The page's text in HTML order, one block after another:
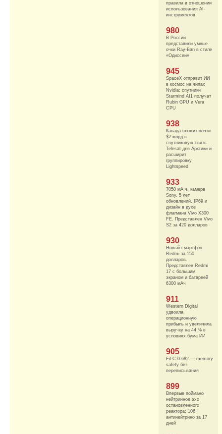
правила в отношении
использования AI-
инструментов
980
В России
представили умные
очки Ray-Ban в стиле
«Одиссеи»
945
SpaceX отправит ИИ
в космос на чипах
Nvidia: спутники
Starmind AI1 получат
Rubin GPU и Vera
CPU
938
Канада вложит почти
$2 млрд в
спутниковую связь
Telesat для Арктики и
расширит
группировку
Lightspeed
933
7050 мА·ч, камера
Sony, 5 лет
обновлений, IP69 и
дизайн в духе
флагмана Vivo X300
FE. Представлен Vivo
S2 за 420 долларов
930
Новый смартфон
Redmi за 150
долларов.
Представлен Redmi
17 с большим
экраном и батареей
6300 мАч
911
Western Digital
удвоила
операционную
прибыль и увеличила
выручку на 44 % в
условиях бума ИИ
905
Fil-C 0.682 — memory
safety без
переписывания
899
Впервые поймано
нейтринное эхо
остановленного
реактора: 106
антинейтрино за 17
дней